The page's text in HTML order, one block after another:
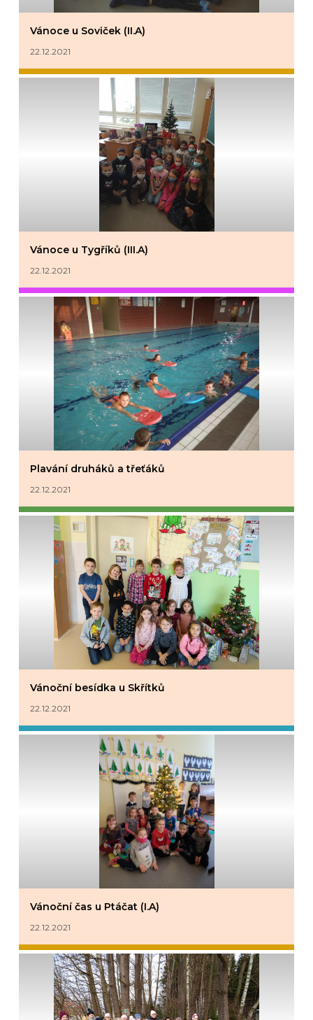
Vánoce u Soviček (II.A)
22.12.2021
Vánoce u Tygříků (III.A)
22.12.2021
Plavání druháků a třeťáků
22.12.2021
Vánoční besídka u Skřítků
22.12.2021
Vánoční čas u Ptáčat (I.A)
22.12.2021